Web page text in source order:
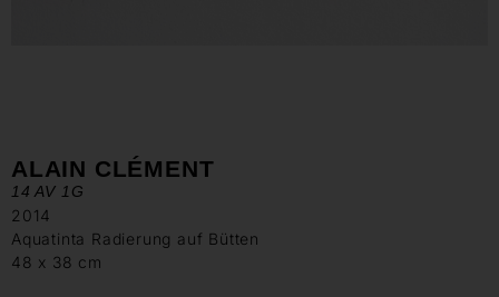
ALAIN CLÉMENT
14 AV 1G
2014
Aquatinta Radierung auf Bütten
48 x 38 cm